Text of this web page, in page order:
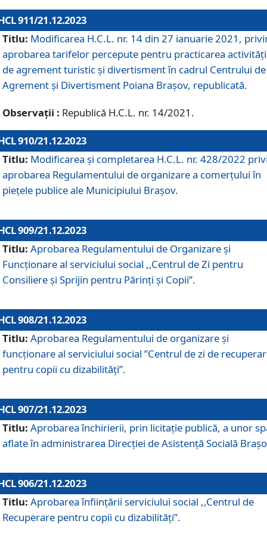
911/21.12.2023
Titlu: Modificarea H.C.L. nr. 14 din 27 ianuarie 2021,
aprobarea tarifelor percepute pentru practicarea
de agrement turistic și divertisment în cadrul Centrului de
Agrement și Divertisment Poiana Brașov, republicată.
Observații : Republică H.C.L. nr. 14/2021.
910/21.12.2023
Titlu: Modificarea și completarea H.C.L. nr. 428/2022
aprobarea Regulamentului de organizare a comerțului în
piețele publice ale Municipiului Braşov.
909/21.12.2023
Titlu: Aprobarea Regulamentului de Organizare și
Funcționare al serviciului social ,,Centrul de Zi pentru
Consiliere şi Sprijin pentru Părinţi şi Copii”.
908/21.12.2023
Titlu: Aprobarea Regulamentului de organizare şi
funcţionare al serviciului social ”Centrul de zi de
pentru copii cu dizabilități”.
907/21.12.2023
Titlu: Aprobarea închirierii, prin licitație publică, a unor
aflate în administrarea Direcției de Asistență Socială
906/21.12.2023
Titlu: Aprobarea înființării serviciului social ,,Centrul de
Recuperare pentru copii cu dizabilități”.